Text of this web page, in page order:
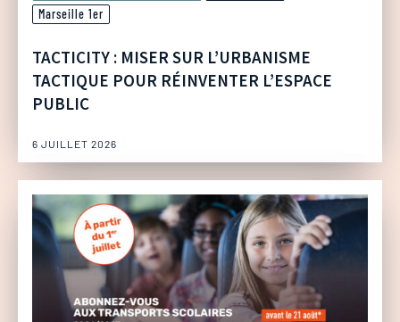
Marseille 1er
TACTICITY : MISER SUR L’URBANISME
TACTIQUE POUR RÉINVENTER L’ESPACE
PUBLIC
6 JUILLET 2026